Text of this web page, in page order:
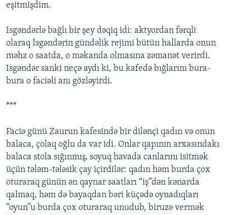
eşitmişdim.
Isgəndərlə bağlı bir şey dəqiq idi: aktyordan fərqli
olaraq İsgəndərin gündəlik rejimi bütün hallarda onun
məhz o saatda, o məkanda olmasına zəmanət verirdi.
Isgəndər sanki neçə aydı ki, bu kafedə bığlarını bura-
bura o faciəli anı gözləyirdi.
***
Faciə günü Zaurun kafesində bir dilənçi qadın və onun
balaca, çolaq oğlu da var idi. Onlar qapının arxasındakı
balaca stola sığınmış, soyuq havada canlarını isitmək
üçün tələm-tələsik çay içirdilər: qadın həm burda çox
oturaraq günün ən qaynar saatları “iş”dən kənarda
qalmaq, həm də bayaqdan bəri küçədə oynadıqları
“oyun”u burda çox oturaraq unudub, biruzə vermək